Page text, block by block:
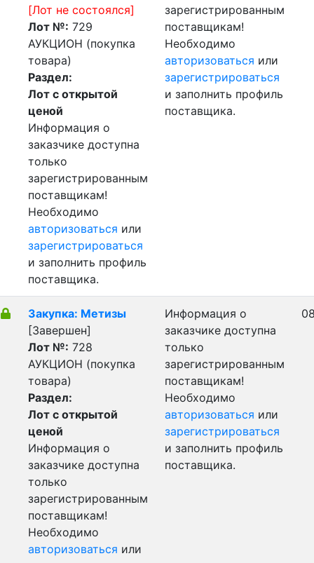
[Лот не состоялся]
Лот №: 729
АУКЦИОН (покупка
товара)
Раздел:
Лот с открытой
ценой
Информация о
заказчике доступна
только
зарегистрированным
поставщикам!
Необходимо
авторизоваться или
зарегистрироваться
и заполнить профиль
поставщика.
зарегистрированным
поставщикам!
Необходимо
авторизоваться или
зарегистрироваться
и заполнить профиль
поставщика.
Закупка: Метизы
[Завершен]
Лот №: 728
АУКЦИОН (покупка
товара)
Раздел:
Лот с открытой
ценой
Информация о
заказчике доступна
только
зарегистрированным
поставщикам!
Необходимо
авторизоваться или
Информация о
заказчике доступна
только
зарегистрированным
поставщикам!
Необходимо
авторизоваться или
зарегистрироваться
и заполнить профиль
поставщика.